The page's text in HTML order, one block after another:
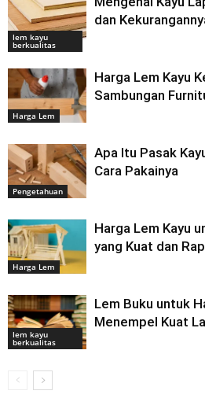
lem kayu
berkualitas
dan
Harga Lem
Harga Lem Kayu
Sambungan
Pengetahuan
Apa Itu Pasak
Cara Pakainya
Harga Lem
Harga Lem Kayu
yang Kuat dan
lem kayu
berkualitas
Lem Buku untuk
Menempel Kuat